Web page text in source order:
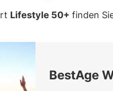
Lifestyle 50+ finden
BestAge